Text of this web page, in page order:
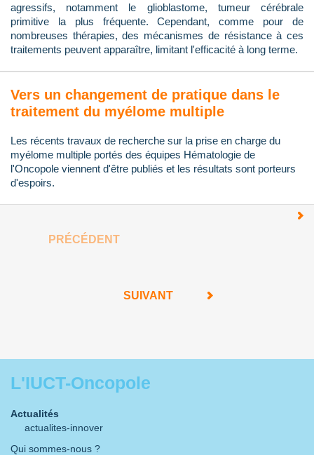
agressifs, notamment le glioblastome, tumeur cérébrale
primitive la plus fréquente. Cependant, comme pour de
nombreuses thérapies, des mécanismes de résistance à ces
traitements peuvent apparaître, limitant l'efficacité à long terme.
Vers un changement de pratique dans le
traitement du myélome multiple
Les récents travaux de recherche sur la prise en charge du
myélome multiple portés des équipes Hématologie de
l'Oncopole viennent d'être publiés et les résultats sont porteurs
d'espoirs.
PRÉCÉDENT
SUIVANT
L'IUCT-Oncopole
Actualités
actualites-innover
Qui sommes-nous ?